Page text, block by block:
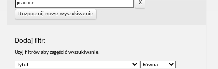
Rozpocznij nowe wyszukiwanie
Dodaj filtr:
Uzyj filtrów aby zagęścić wyszukiwanie.